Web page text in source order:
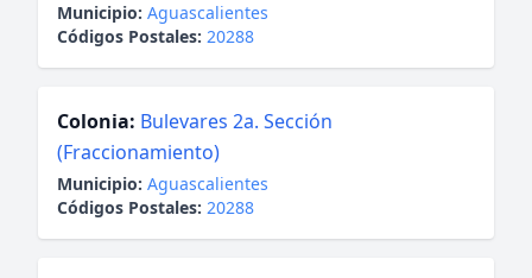
Municipio: Aguascalientes
Códigos Postales: 20288
Colonia: Bulevares 2a. Sección
(Fraccionamiento)
Municipio: Aguascalientes
Códigos Postales: 20288